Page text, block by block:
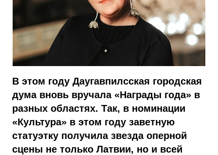
В этом году Даугавпилсская городская
дума вновь вручала «Награды года» в
разных областях. Так, в номинации
«Культура» в этом году заветную
статуэтку получила звезда оперной
сцены не только Латвии, но и всей